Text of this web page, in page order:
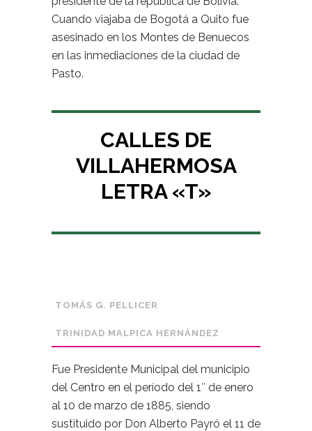
Cuando viajaba de Bogotá a Quito fue
asesinado en los Montes de Benuecos
en las inmediaciones de la ciudad de
Pasto.
CALLES DE
VILLAHERMOSA
LETRA «T»
TOMÁS G. PELLICER
TRINIDAD MALPICA HERNÁNDEZ
Fue Presidente Municipal del municipio
del Centro en el período del 1″ de enero
al 10 de marzo de 1885, siendo
sustituido por Don Alberto Payró el 11 de